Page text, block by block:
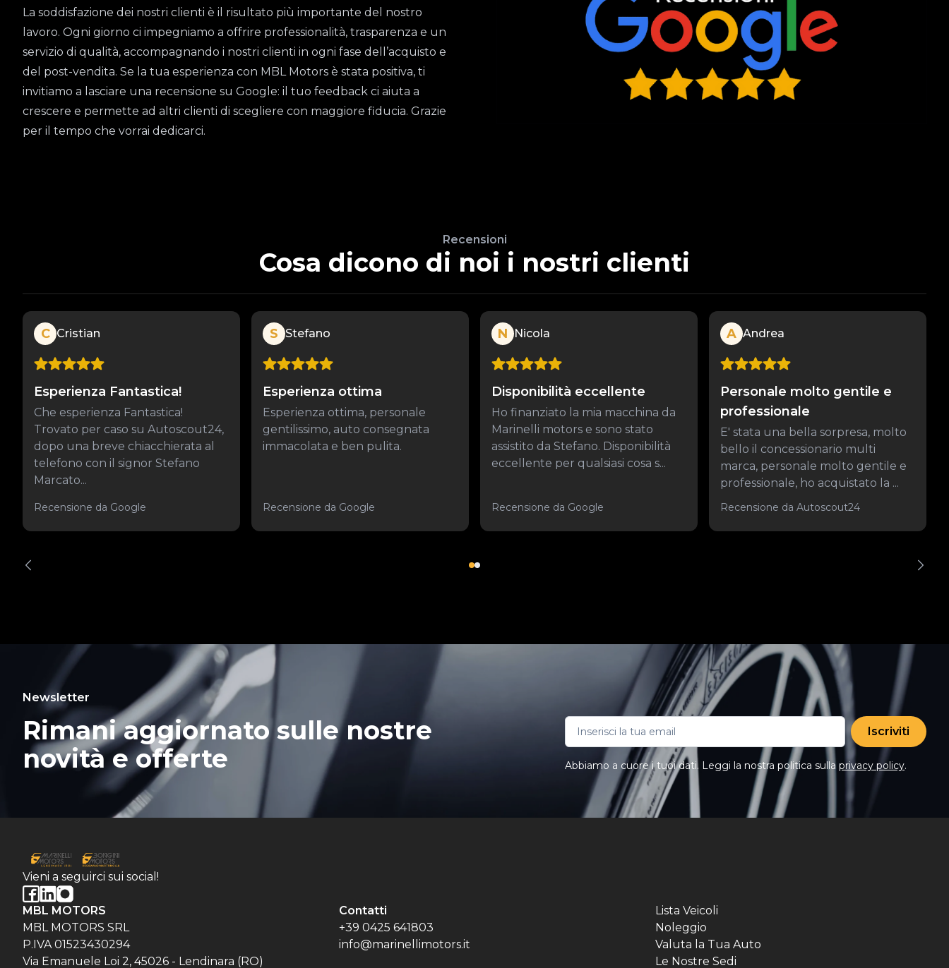
La soddisfazione dei nostri clienti è il risultato più importante del nostro
lavoro. Ogni giorno ci impegniamo a offrire professionalità, trasparenza e un
servizio di qualità, accompagnando i nostri clienti in ogni fase dell’acquisto e
del post-vendita. Se la tua esperienza con MBL Motors è stata positiva, ti
invitiamo a lasciare una recensione su Google: il tuo feedback ci aiuta a
crescere e permette ad altri clienti di scegliere con maggiore fiducia. Grazie
per il tempo che vorrai dedicarci.
Recensioni
Cosa dicono di noi i nostri clienti
C Cristian
Esperienza Fantastica!
Che esperienza Fantastica!
Trovato per caso su Autoscout24,
dopo una breve chiacchierata al
telefono con il signor Stefano
Marcato...
Recensione da Google
S Stefano
Esperienza ottima
Esperienza ottima, personale
gentilissimo, auto consegnata
immacolata e ben pulita.
Recensione da Google
N Nicola
Disponibilità eccellente
Ho finanziato la mia macchina da
Marinelli motors e sono stato
assistito da Stefano. Disponibilità
eccellente per qualsiasi cosa s...
Recensione da Google
A Andrea
Personale molto gentile e
professionale
E' stata una bella sorpresa, molto
bello il concessionario multi
marca, personale molto gentile e
professionale, ho acquistato la ...
Recensione da Autoscout24
Newsletter
Rimani aggiornato sulle nostre
novità e offerte
Iscriviti
Abbiamo a cuore i tuoi dati. Leggi la nostra politica sulla privacy policy.
Vieni a seguirci sui social!
MBL MOTORS
MBL MOTORS SRL
P.IVA 01523430294
Via Emanuele Loi 2, 45026 - Lendinara (RO)
Contatti
+39 0425 641803
info@marinellimotors.it
Lista Veicoli
Noleggio
Valuta la Tua Auto
Le Nostre Sedi